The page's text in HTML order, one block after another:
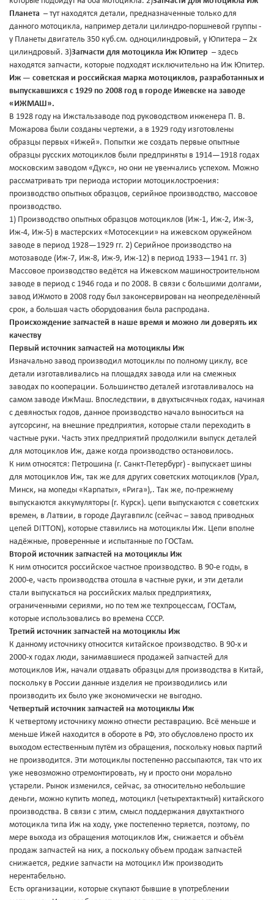
Планета – тут находятся детали, предназначенные только для
данного мотоцикла, например детали цилиндро-поршневой группы -
у Планеты двигатель 350 куб.см. одноцилиндровый, у Юпитера – 2х
цилиндровый. 3)Запчасти для мотоцикла Иж Юпитер – здесь
находятся запчасти, которые подходят исключительно на Иж Юпитер.
Иж — советская и российская марка мотоциклов, разработанных и
выпускавшихся с 1929 по 2008 год в городе Ижевске на заводе
«ИЖМАШ».
В 1928 году на Ижстальзаводе под руководством инженера П. В.
Можарова были созданы чертежи, а в 1929 году изготовлены
образцы первых «Ижей». Попытки же создать первые опытные
образцы русских мотоциклов были предприняты в 1914—1918 годах
московским заводом «Дукс», но они не увенчались успехом. Можно
рассматривать три периода истории мотоциклостроения:
производство опытных образцов, серийное производство, массовое
производство.
1) Производство опытных образцов мотоциклов (Иж-1, Иж-2, Иж-3,
Иж-4, Иж-5) в мастерских «Мотосекции» на ижевском оружейном
заводе в период 1928—1929 гг. 2) Серийное производство на
мотозаводе (Иж-7, Иж-8, Иж-9, Иж-12) в период 1933—1941 гг. 3)
Массовое производство ведётся на Ижевском машиностроительном
заводе в период с 1946 года и по 2008. В связи с большими долгами,
завод ИЖмото в 2008 году был законсервирован на неопределённый
срок, а большая часть оборудования была распродана.
Происхождение запчастей в наше время и можно ли доверять их
качеству
Первый источник запчастей на мотоциклы Иж
Изначально завод производил мотоциклы по полному циклу, все
детали изготавливались на площадях завода или на смежных
заводах по кооперации. Большинство деталей изготавливалось на
самом заводе ИжМаш. Впоследствии, в двухтысячных годах, начиная
с девяностых годов, данное производство начало выноситься на
аутсорсинг, на внешние предприятия, которые стали переходить в
частные руки. Часть этих предприятий продолжили выпуск деталей
для мотоциклов Иж, даже когда производство остановилось.
К ним относятся: Петрошина (г. Санкт-Петербург) - выпускает шины
для мотоциклов Иж, так же для других советских мотоциклов (Урал,
Минск, на мопеды «Карпаты», «Рига»),. Так же, по-прежнему
выпускаются аккумуляторы (г. Курск). цепи выпускаются с советских
времен, в Латвии, в городе Даугавпилс (сейчас – завод приводных
цепей DITTON), которые ставились на мотоциклы Иж. Цепи вполне
надёжные, проверенные и испытанные по ГОСТам.
Второй источник запчастей на мотоциклы Иж
К ним относится российское частное производство. В 90-е годы, в
2000-е, часть производства отошла в частные руки, и эти детали
стали выпускаться на российских малых предприятиях,
ограниченными сериями, но по тем же техпроцессам, ГОСТам,
которые использовались во времена СССР.
Третий источник запчастей на мотоциклы Иж
К данному источнику относится китайское производство. В 90-х и
2000-х годах люди, занимавшиеся продажей запчастей для
мотоциклов Иж, начали отдавать образцы для производства в Китай,
поскольку в России данные изделия не производились или
производить их было уже экономически не выгодно.
Четвертый источник запчастей на мотоциклы Иж
К четвертому источнику можно отнести реставрацию. Всё меньше и
меньше Ижей находится в обороте в РФ, это обусловлено просто их
выходом естественным путём из обращения, поскольку новых партий
не производится. Эти мотоциклы постепенно рассыпаются, так что их
уже невозможно отремонтировать, ну и просто они морально
устарели. Рынок изменился, сейчас, за относительно небольшие
деньги, можно купить мопед, мотоцикл (четырехтактный) китайского
производства. В связи с этим, смысл поддержания двухтактного
мотоцикла типа Иж на ходу, уже постепенно теряется, поэтому, по
мере выхода из обращения мотоциклов Иж, снижается и объём
продаж запчастей на них, а поскольку объем продаж запчастей
снижается, редкие запчасти на мотоцикл Иж производить
нерентабельно.
Есть организации, которые скупают бывшие в употреблении